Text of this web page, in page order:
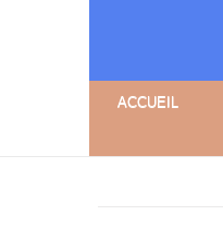
ACCUEIL